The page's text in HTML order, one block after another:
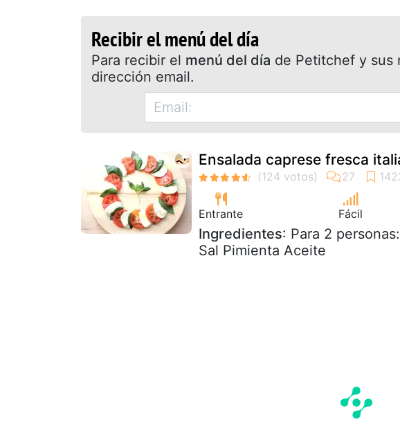
Recibir el menú del día
Para recibir el menú del día de Petitchef y sus
dirección email.
Ensalada caprese fresca
Entrante Fácil
Ingredientes: Para 2
Sal Pimienta Aceite